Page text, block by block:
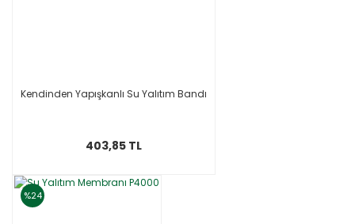
Kendinden Yapışkanlı Su Yalıtım Bandı
403,85 TL
%24